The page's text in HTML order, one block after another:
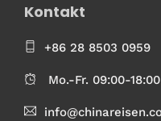
Kontakt
+86 28 8503 0959
Mo.-Fr. 09:00-